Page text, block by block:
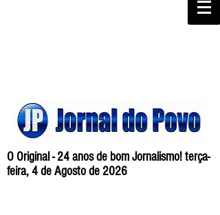
O Original - 24 anos de bom Jornalismo! terça-
feira, 4 de Agosto de 2026